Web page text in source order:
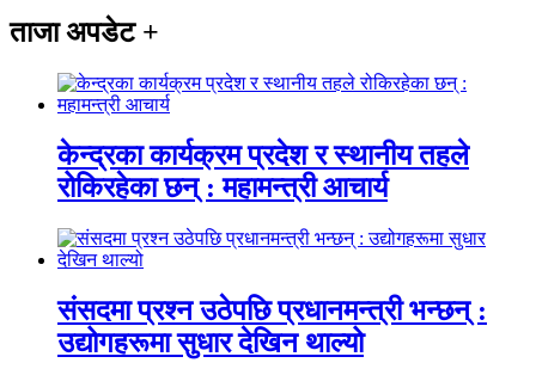
ताजा अपडेट +
केन्द्रका कार्यक्रम प्रदेश र स्थानीय तहले
रोकिरहेका छन् : महामन्त्री आचार्य
संसदमा प्रश्न उठेपछि प्रधानमन्त्री भन्छन् :
उद्योगहरूमा सुधार देखिन थाल्यो